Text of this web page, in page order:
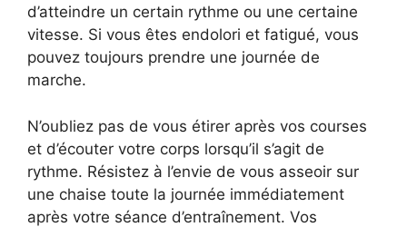
d’atteindre un certain rythme ou une certaine
vitesse. Si vous êtes endolori et fatigué, vous
pouvez toujours prendre une journée de
marche.
N’oubliez pas de vous étirer après vos courses
et d’écouter votre corps lorsqu’il s’agit de
rythme. Résistez à l’envie de vous asseoir sur
une chaise toute la journée immédiatement
après votre séance d’entraînement. Vos